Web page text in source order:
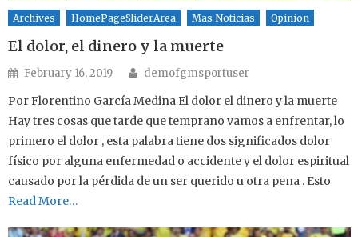
Archives HomePageSliderArea Mas Noticias Opinion
El dolor, el dinero y la muerte
Posted on
February 16, 2019 Author
demofgmsportuser
Por Florentino García Medina El dolor el dinero y la muerte
Hay tres cosas que tarde que temprano vamos a enfrentar, lo
primero el dolor , esta palabra tiene dos significados dolor
físico por alguna enfermedad o accidente y el dolor espiritual
causado por la pérdida de un ser querido u otra pena . Esto
Read More…